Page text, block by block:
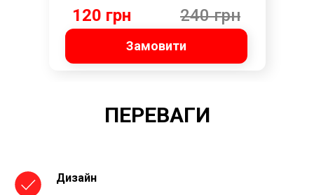
240 грн
120 грн
Замовити
ПЕРЕВАГИ
Дизайн